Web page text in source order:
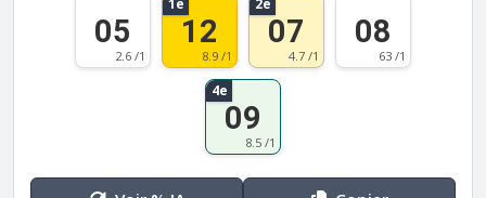
05
2.6 /1
1e
12
8.9 /1
2e
07
4.7 /1
08
63 /1
4e
09
8.5 /1